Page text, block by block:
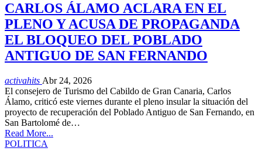
CARLOS ÁLAMO ACLARA EN EL
PLENO Y ACUSA DE PROPAGANDA
EL BLOQUEO DEL POBLADO
ANTIGUO DE SAN FERNANDO
activahits Abr 24, 2026
El consejero de Turismo del Cabildo de Gran Canaria, Carlos
Álamo, criticó este viernes durante el pleno insular la situación del
proyecto de recuperación del Poblado Antiguo de San Fernando, en
San Bartolomé de…
Read More...
POLITICA